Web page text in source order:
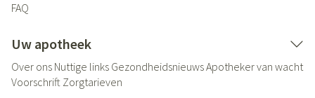
FAQ
Uw apotheek
Over ons Nuttige links GezondheidsnieuwsApotheker van wacht
Voorschrift Zorgtarieven